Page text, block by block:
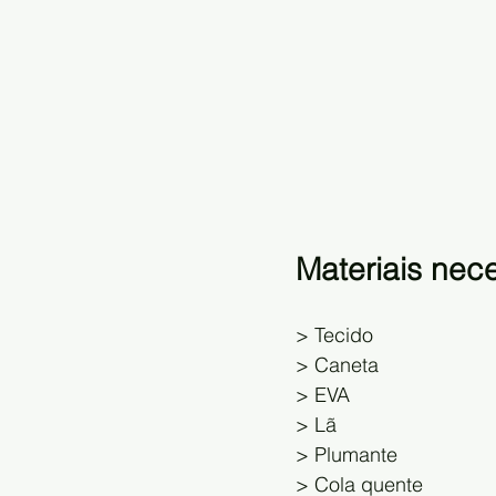
Materiais
> Tecido
> Caneta
> EVA
> Lã
> Plumante
> Cola quente